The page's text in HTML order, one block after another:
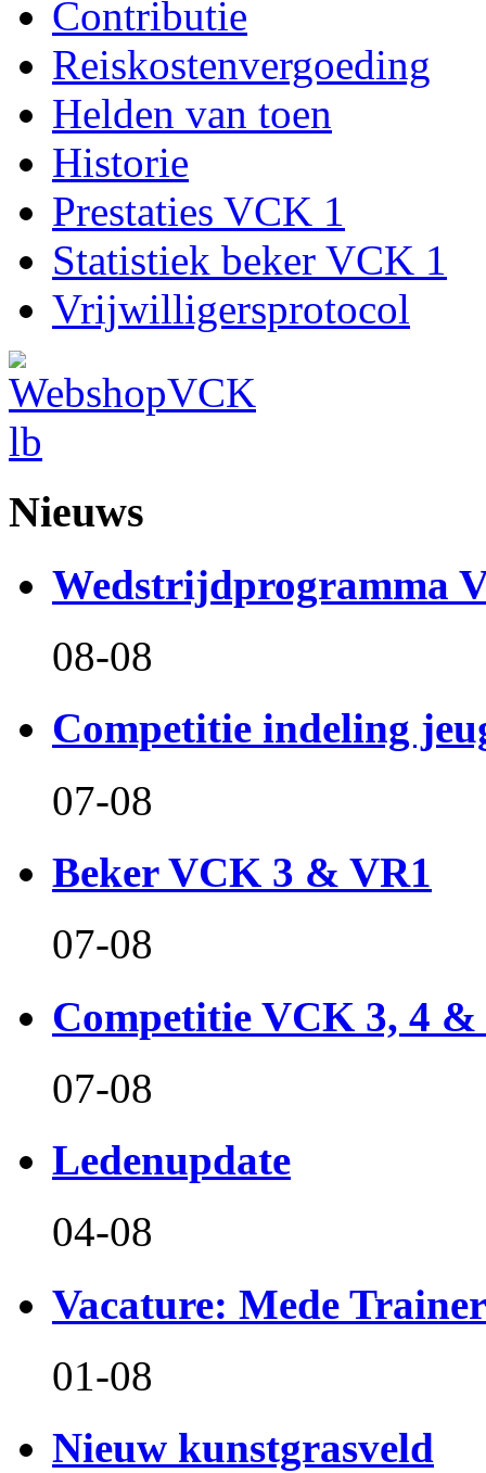
Contributie
Reiskostenvergoeding
Helden van toen
Historie
Prestaties VCK 1
Statistiek beker VCK 1
Vrijwilligersprotocol
Nieuws
Wedstrijdprogramma
08-08
Competitie indeling
07-08
Beker VCK 3 & VR1
07-08
Competitie VCK 3, 4 &
07-08
Ledenupdate
04-08
Vacature: Mede
01-08
Nieuw kunstgrasveld